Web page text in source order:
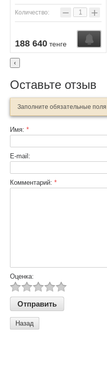
Количество: − +
188 640 тенге
‹
Оставьте отзыв
Заполните обязательные поля
Имя: *
E-mail:
Комментарий: *
Оценка:
Назад